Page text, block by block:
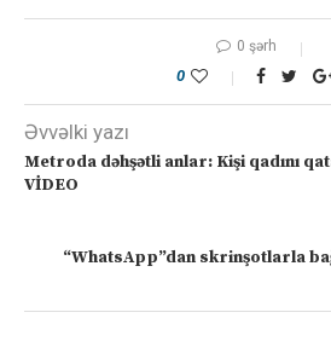
0 şərh
0
Əvvəlki yazı
Metroda dəhşətli anlar: Kişi qadını
VİDEO
“WhatsApp”dan skrinşotlarla